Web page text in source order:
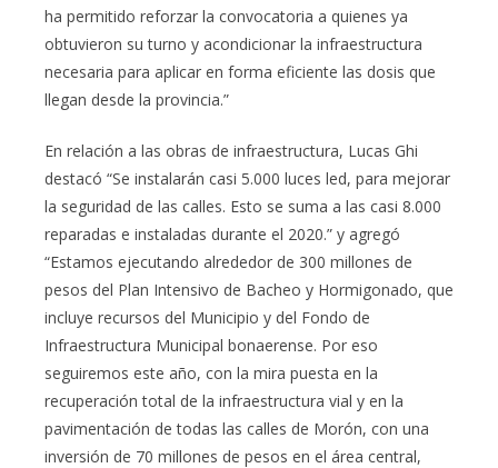
ha permitido reforzar la convocatoria a quienes ya
obtuvieron su turno y acondicionar la infraestructura
necesaria para aplicar en forma eficiente las dosis que
llegan desde la provincia.”
En relación a las obras de infraestructura, Lucas Ghi
destacó “Se instalarán casi 5.000 luces led, para mejorar
la seguridad de las calles. Esto se suma a las casi 8.000
reparadas e instaladas durante el 2020.” y agregó
“Estamos ejecutando alrededor de 300 millones de
pesos del Plan Intensivo de Bacheo y Hormigonado, que
incluye recursos del Municipio y del Fondo de
Infraestructura Municipal bonaerense. Por eso
seguiremos este año, con la mira puesta en la
recuperación total de la infraestructura vial y en la
pavimentación de todas las calles de Morón, con una
inversión de 70 millones de pesos en el área central,